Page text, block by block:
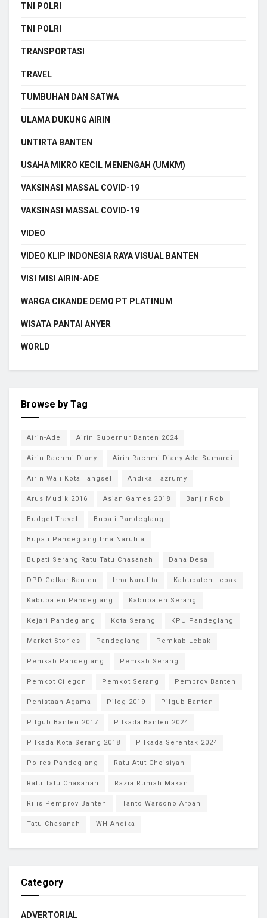
TNI POLRI
TNI POLRI
TRANSPORTASI
TRAVEL
TUMBUHAN DAN SATWA
ULAMA DUKUNG AIRIN
UNTIRTA BANTEN
USAHA MIKRO KECIL MENENGAH (UMKM)
VAKSINASI MASSAL COVID-19
VAKSINASI MASSAL COVID-19
VIDEO
VIDEO KLIP INDONESIA RAYA VISUAL BANTEN
VISI MISI AIRIN-ADE
WARGA CIKANDE DEMO PT PLATINUM
WISATA PANTAI ANYER
WORLD
Browse by Tag
Airin-Ade Airin Gubernur Banten 2024
Airin Rachmi Diany Airin Rachmi Diany-Ade Sumardi
Airin Wali Kota Tangsel Andika Hazrumy
Arus Mudik 2016 Asian Games 2018 Banjir Rob
Budget Travel Bupati Pandeglang
Bupati Pandeglang Irna Narulita
Bupati Serang Ratu Tatu Chasanah Dana Desa
DPD Golkar Banten Irna Narulita Kabupaten Lebak
Kabupaten Pandeglang Kabupaten Serang
Kejari Pandeglang Kota Serang KPU Pandeglang
Market Stories Pandeglang Pemkab Lebak
Pemkab Pandeglang Pemkab Serang
Pemkot Cilegon Pemkot Serang Pemprov Banten
Penistaan Agama Pileg 2019 Pilgub Banten
Pilgub Banten 2017 Pilkada Banten 2024
Pilkada Kota Serang 2018 Pilkada Serentak 2024
Polres Pandeglang Ratu Atut Choisiyah
Ratu Tatu Chasanah Razia Rumah Makan
Rilis Pemprov Banten Tanto Warsono Arban
Tatu Chasanah WH-Andika
Category
ADVERTORIAL